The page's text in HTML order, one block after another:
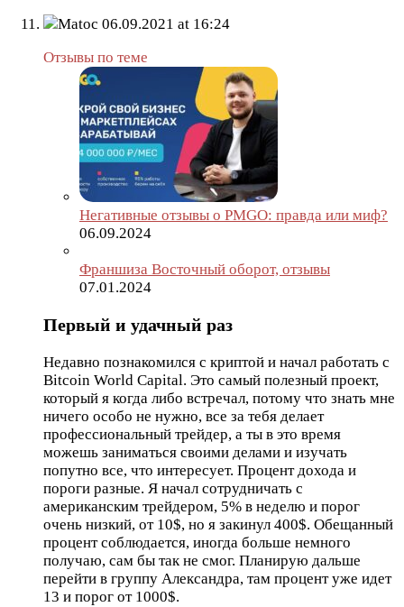
Matoc 06.09.2021 at 16:24
Отзывы по теме
Негативные отзывы о PMGO: правда или миф?
06.09.2024
Франшиза Восточный оборот, отзывы
07.01.2024
Первый и удачный раз
Недавно познакомился с криптой и начал работать с
Bitcoin World Capital. Это самый полезный проект,
который я когда либо встречал, потому что знать мне
ничего особо не нужно, все за тебя делает
профессиональный трейдер, а ты в это время
можешь заниматься своими делами и изучать
попутно все, что интересует. Процент дохода и
пороги разные. Я начал сотрудничать с
американским трейдером, 5% в неделю и порог
очень низкий, от 10$, но я закинул 400$. Обещанный
процент соблюдается, иногда больше немного
получаю, сам бы так не смог. Планирую дальше
перейти в группу Александра, там процент уже идет
13 и порог от 1000$.